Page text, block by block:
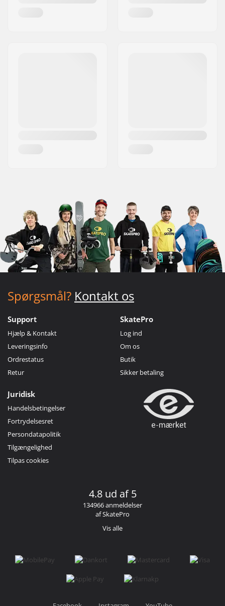
Spørgsmål? Kontakt os
Support
Hjælp & Kontakt
Leveringsinfo
Ordrestatus
Retur
SkatePro
Log ind
Om os
Butik
Sikker betaling
Juridisk
Handelsbetingelser
Fortrydelsesret
Persondatapolitik
Tilgængelighed
Tilpas cookies
4.8 ud af 5
134966 anmeldelser
af SkatePro
Vis alle